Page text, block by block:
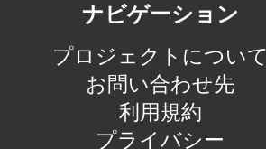
ナビゲーション
プロジェクトについて
お問い合わせ先
利用規約
プライバシー